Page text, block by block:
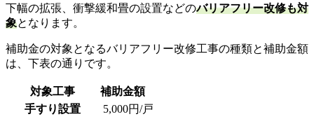
下幅の拡張、衝撃緩和畳の設置などのバリアフリー改修も対
象となります。
補助金の対象となるバリアフリー改修工事の種類と補助金額
は、下表の通りです。
対象工事
補助金額
手すり設置
5,000円/戸